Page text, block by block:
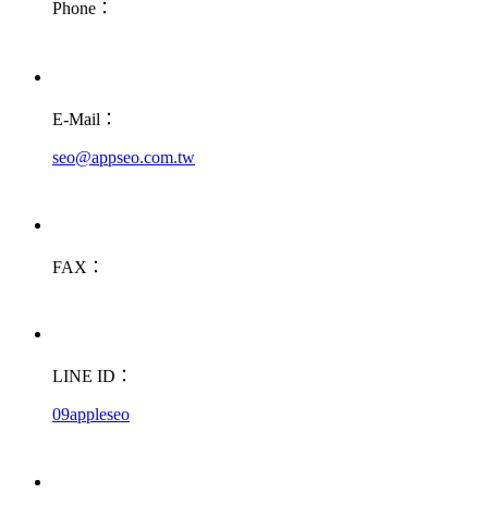
Phone：
E-Mail：
seo@appseo.com.tw
FAX：
LINE ID：
09appleseo